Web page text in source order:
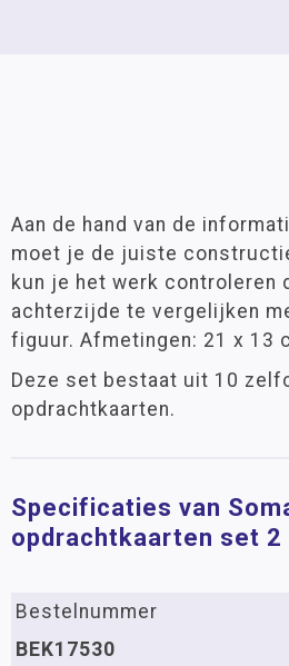
Aan de hand van de
moet je de juiste
kun je het werk controleren
achterzijde te vergelijken
figuur. Afmetingen: 21 x 13
Deze set bestaat uit 10
opdrachtkaarten.
Specificaties van
opdrachtkaarten set 2
Bestelnummer
BEK17530